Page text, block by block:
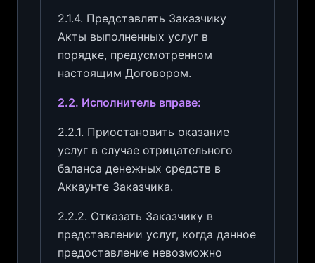
2.1.4. Представлять Заказчику
Акты выполненных услуг в
порядке, предусмотренном
настоящим Договором.
2.2. Исполнитель вправе:
2.2.1. Приостановить оказание
услуг в случае отрицательного
баланса денежных средств в
Аккаунте Заказчика.
2.2.2. Отказать Заказчику в
представлении услуг, когда данное
предоставление невозможно